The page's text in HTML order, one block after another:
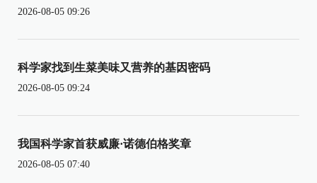
2026-08-05 09:26
科学家找到生菜美味又营养的基因密码
2026-08-05 09:24
我国科学家首获威廉·诺德伯格奖章
2026-08-05 07:40